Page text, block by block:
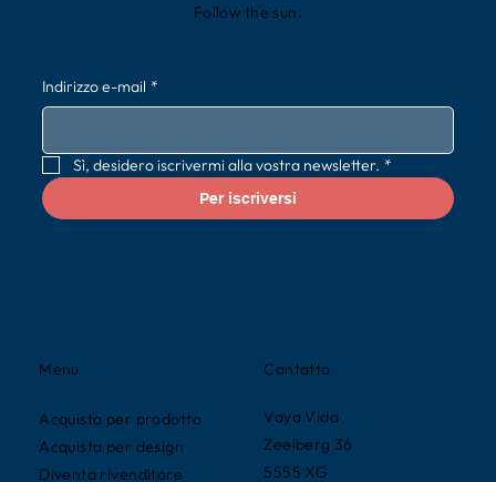
Contatto
Vaya Vida
Zeelberg 36
5555 XG
Menu
Acquista per prodotto
Acquista per design
Diventa rivenditore
Follow the sun.
Indirizzo e-mail *
Sì, desidero iscrivermi alla vostra newsletter. *
Per iscriversi